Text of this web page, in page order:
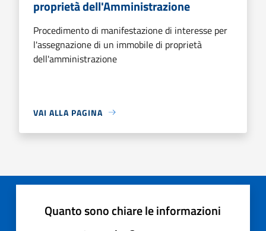
proprietà dell'Amministrazione
Procedimento di manifestazione di interesse per
l'assegnazione di un immobile di proprietà
dell'amministrazione
VAI ALLA PAGINA
Quanto sono chiare le informazioni